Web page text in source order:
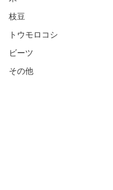
枝豆
トウモロコシ
ビーツ
その他